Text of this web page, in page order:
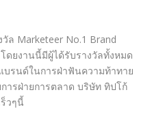
วัล Marketeer No.1 Brand
ดยงานนี้มีผู้ได้รับรางวัลทั้งหมด
บรนด์ในการฝ่าฟันความท้าทาย
ารฝ่ายการตลาด บริษัท ทิปโก้
ร็วๆนี้